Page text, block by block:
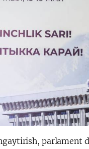
parlament